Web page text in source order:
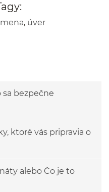
, úver
sa bezpečne
ktoré vás pripravia o
alebo Čo je to